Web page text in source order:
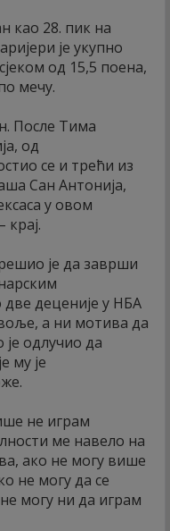
као 28. пик на
је укупно
од 15,5 поена,
мечу.
После Тима
од
се и трећи из
Сан Антонија,
у овом
крај.
је да заврши
деценије у НБА
а ни мотива да
је одлучио да
му је
не играм
ме навело на
ако не могу више
не могу да се
могу ни да играм